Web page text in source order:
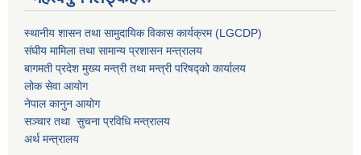
स्थानीय शासन तथा सामुदायिक विकास कार्यक्रम (LGCDP)
संघीय मामिला तथा सामान्य प्रशासन मन्त्रालय
बागमती प्रदेश मुख्य मन्त्री तथा मन्त्री परिषद्को कार्यालय
लोक सेवा आयोग
नेपाल कानुन आयोग
सञ्चार तथा सुचना प्रविधि मन्त्रालय
अर्थ मन्त्रालय